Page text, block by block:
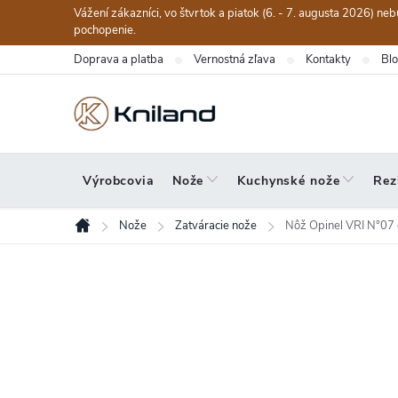
obsah
Vážení zákazníci, vo štvrtok a piatok (6. - 7. augusta 2026)
pochopenie.
Doprava a platba Vernostná zľava Kontakty
Výrobcovia Nože Kuchynské nože
Domov
Nože Zatváracie nože Nôž Opinel VRI